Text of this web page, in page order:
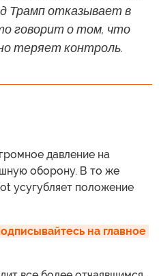
Трамп отказывает в
говорит о том, что
теряет контроль.
давление на
оборону. В то же
усугубляет положение
на главное